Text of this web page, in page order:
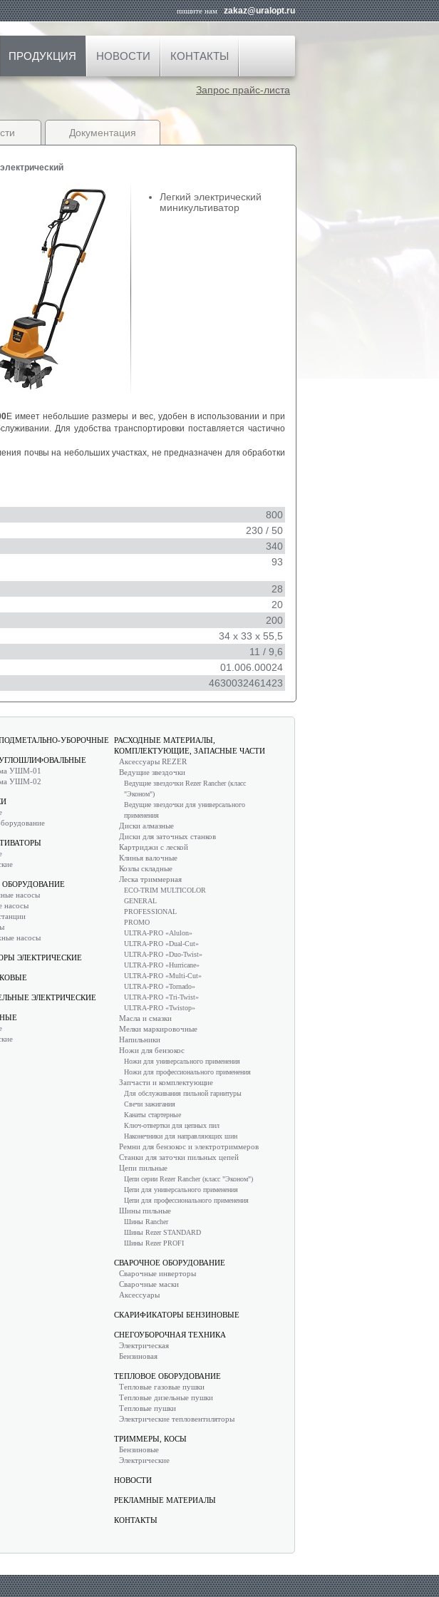
пишите намzakaz@uralopt.ru
ПРОДУКЦИЯ НОВОСТИ КОНТАКТЫ
Запрос прайс-листа
Документация
Легкий электрический
миникультиватор
E имеет небольшие размеры и вес, удобен в использовании и при
Для удобства транспортировки поставляется частично
почвы на небольших участках, не предназначен для обработки
800
230 / 50
340
93
28
20
200
34 х 33 х 55,5
11 / 9,6
01.006.00024
4630032461423
УБОРОЧНЫЕ
УШМ-01
УШМ-02
насосы
насосы
насосы
ЭЛЕКТРИЧЕСКИЕ
ЭЛЕКТРИЧЕСКИЕ
РАСХОДНЫЕ МАТЕРИАЛЫ,
КОМПЛЕКТУЮЩИЕ, ЗАПАСНЫЕ ЧАСТИ
Аксессуары REZER
Ведущие звездочки
Ведущие звездочки Rezer Rancher (класс
"Эконом")
Ведущие звездочки для универсального
применения
Диски алмазные
Диски для заточных станков
Картриджи с леской
Клинья валочные
Козлы складные
Леска триммерная
ECO-TRIM MULTICOLOR
GENERAL
PROFESSIONAL
PROMO
ULTRA-PRO «Alulon»
ULTRA-PRO «Dual-Cut»
ULTRA-PRO «Duo-Twist»
ULTRA-PRO «Hurricane»
ULTRA-PRO «Multi-Cut»
ULTRA-PRO «Tornado»
ULTRA-PRO «Tri-Twist»
ULTRA-PRO «Twistop»
Масла и смазки
Мелки маркировочные
Напильники
Ножи для бензокос
Ножи для универсального применения
Ножи для профессионального применения
Запчасти и комплектующие
Для обслуживания пильной гарнитуры
Свечи зажигания
Канаты стартерные
Ключ-отвертки для цепных пил
Наконечники для направляющих шин
Ремни для бензокос и электротриммеров
Станки для заточки пильных цепей
Цепи пильные
Цепи серии Rezer Rancher (класс "Эконом")
Цепи для универсального применения
Цепи для профессионального применения
Шины пильные
Шины Rancher
Шины Rezer STANDARD
Шины Rezer PROFI
СВАРОЧНОЕ ОБОРУДОВАНИЕ
Сварочные инверторы
Сварочные маски
Аксессуары
СКАРИФИКАТОРЫ БЕНЗИНОВЫЕ
СНЕГОУБОРОЧНАЯ ТЕХНИКА
Электрическая
Бензиновая
ТЕПЛОВОЕ ОБОРУДОВАНИЕ
Тепловые газовые пушки
Тепловые дизельные пушки
Тепловые пушки
Электрические тепловентиляторы
ТРИММЕРЫ, КОСЫ
Бензиновые
Электрические
НОВОСТИ
РЕКЛАМНЫЕ МАТЕРИАЛЫ
КОНТАКТЫ